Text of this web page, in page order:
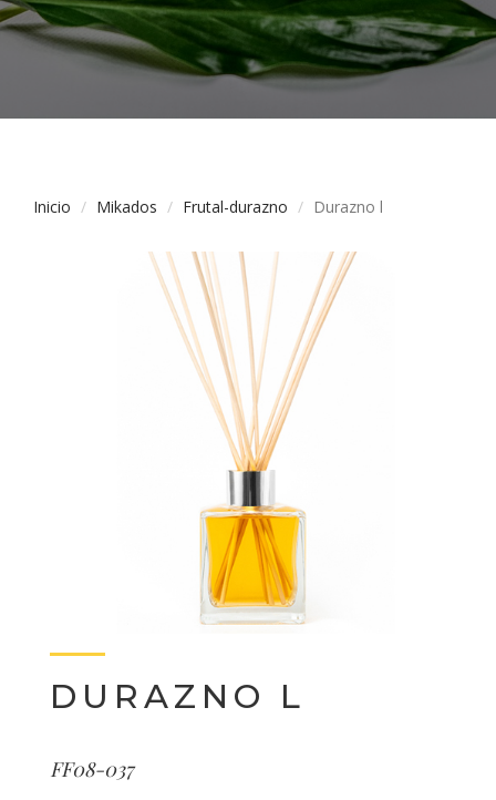
Inicio Mikados Frutal-durazno Durazno l
DURAZNO L
FF08-037